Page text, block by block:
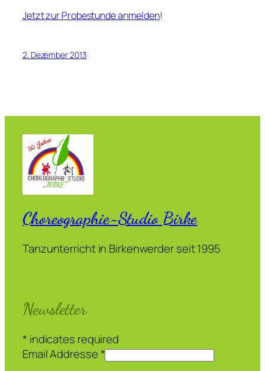
Jetzt zur Probestunde anmelden!
2. Dezember 2013
Choreographie-Studio Birke
Tanzunterricht in Birkenwerder seit 1995
Newsletter
* indicates required
Email Addresse*